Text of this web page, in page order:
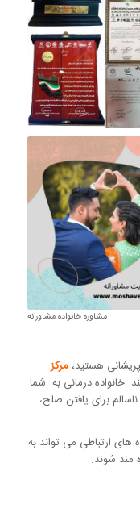
مشاوره خانواده مشاورانه
هستید، مرکز
خانواده درمانی به شما
برای یافتن صلح،
های ارتباطی می تواند به
مند شوند.